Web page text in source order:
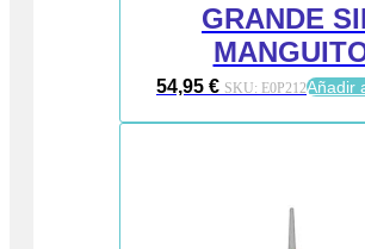
GRANDE
54,95 € SKU: E0P212Añadir